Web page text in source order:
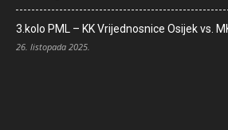
3.kolo PML – KK Vrijednosnice Osijek vs.
26. listopada 2025.